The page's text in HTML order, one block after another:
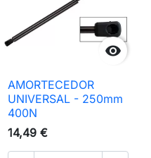

AMORTECEDOR
UNIVERSAL - 250mm
400N
14,49 €